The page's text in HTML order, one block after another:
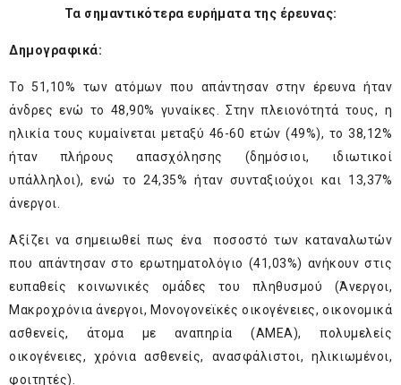
Τα σημαντικότερα ευρήματα της έρευνας:
Δημογραφικά:
Το 51,10% των ατόμων που απάντησαν στην έρευνα ήταν
άνδρες ενώ το 48,90% γυναίκες. Στην πλειονότητά τους, η
ηλικία τους κυμαίνεται μεταξύ 46-60 ετών (49%), το 38,12%
ήταν πλήρους απασχόλησης (δημόσιοι, ιδιωτικοί
υπάλληλοι), ενώ το 24,35% ήταν συνταξιούχοι και 13,37%
άνεργοι.
Αξίζει να σημειωθεί πως ένα ποσοστό των καταναλωτών
που απάντησαν στο ερωτηματολόγιο (41,03%) ανήκουν στις
ευπαθείς κοινωνικές ομάδες του πληθυσμού (Άνεργοι,
Μακροχρόνια άνεργοι, Μονογονεϊκές οικογένειες, οικονομικά
ασθενείς, άτομα με αναπηρία (ΑMEA), πολυμελείς
οικογένειες, χρόνια ασθενείς, ανασφάλιστοι, ηλικιωμένοι,
φοιτητές).